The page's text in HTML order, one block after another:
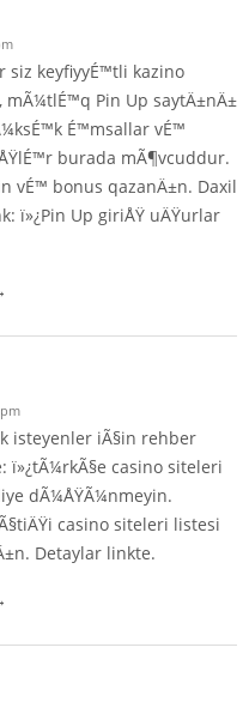
siz keyfiyyÉ™tli kazino
mÃ¼tlÉ™q Pin Up saytÄ±nÄ±
É™msallar vÉ™
burada mÃ¶vcuddur.
vÉ™ bonus qazanÄ±n. Daxil
ï»¿Pin Up giriÅŸ uÄŸurlar
isteyenler iÃ§in rehber
ï»¿tÃ¼rkÃ§e casino siteleri
dÃ¼ÅŸÃ¼nmeyin.
casino siteleri listesi
Detaylar linkte.